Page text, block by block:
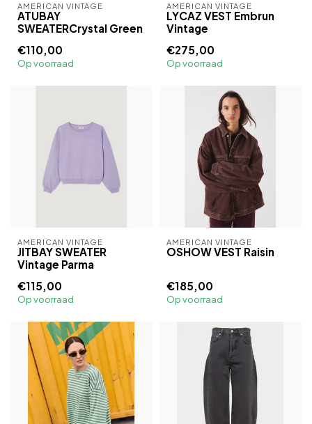
AMERICAN VINTAGE
ATUBAY
SWEATERCrystal Green
€110,00
Op voorraad
AMERICAN VINTAGE
LYCAZ VEST Embrun
Vintage
€275,00
Op voorraad
AMERICAN VINTAGE
JITBAY SWEATER
Vintage Parma
€115,00
Op voorraad
AMERICAN VINTAGE
OSHOW VEST Raisin
€185,00
Op voorraad